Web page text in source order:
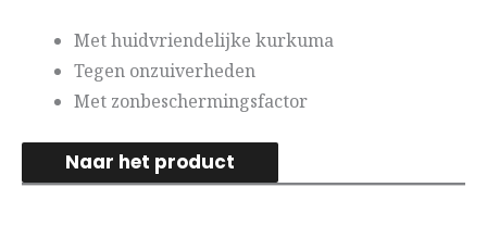
Met huidvriendelijke kurkuma
Tegen onzuiverheden
Met zonbeschermingsfactor
Naar het product